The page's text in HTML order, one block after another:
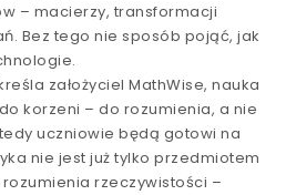
– macierzy, transformacji
Bez tego nie sposób pojąć, jak
założyciel MathWise, nauka
korzeni – do rozumienia, a nie
uczniowie będą gotowi na
nie jest już tylko przedmiotem
rzeczywistości –